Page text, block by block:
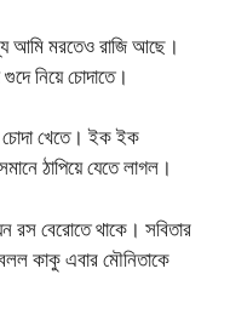
আমি মরতেও রাজি আছে।
নিয়ে চোদাতে।
খেতে। ইক ইক
ঠাপিয়ে যেতে লাগল।
রস বেরোতে থাকে। সবিতার
কাকু এবার মৌনিতাকে